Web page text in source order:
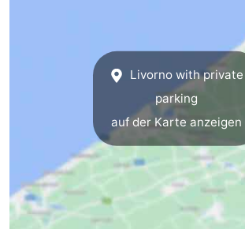
Ostende
Middelkerke
-
Livorno with private
parking
auf der Karte anzeigen